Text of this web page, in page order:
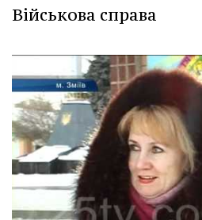
Військова справа